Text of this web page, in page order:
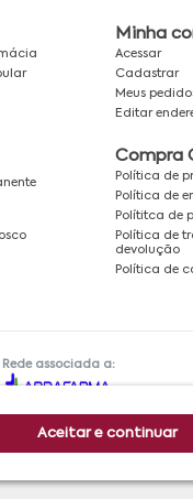
Aceitar e continuar
Minha
Acessar
Cadastrar
Meus
Editar
Compra
Política de
Política de
Polítitca de
Política de
devolução
Política de
Rede associada a: